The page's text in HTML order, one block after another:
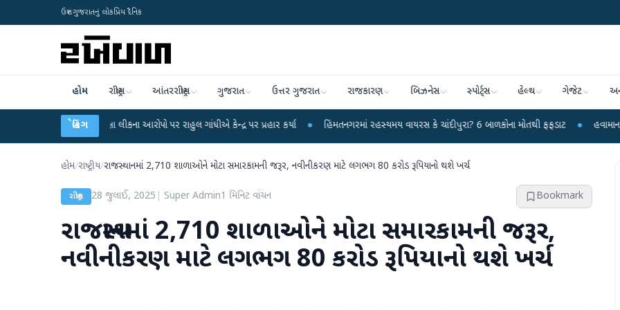
ઉત્તર ગુજરાતનું લોકપ્રિય દૈનિક
હોમ રાષ્ટ્રીય આંતરરાષ્ટ્રીય ગુજરાત ઉત્તર ગુજરાત રાજકારણ બિઝનેસ સ્પોર્ટ્સ હેલ્થ ગેજેટ
બ્રેકિંગ
UGC-NET પરીક્ષા લીકના આરોપો પર રાહુલ ગાંધીએ કેન્દ્ર પર પ્રહાર કર્યા ● હિંમતનગરમાં રહસ્યમય વાયરસ કે ચાંદીપુરા? 6 બાળકોના મોતથી ફફડાટ ● હવામાન વિભાગે 18
હોમ/રાષ્ટ્રીય/રાજસ્થાનમાં 2,710 શાળાઓને મોટા સમારકામની જરૂર, નવીનીકરણ માટે લગભગ 80 કરોડ રૂપિયાનો થશે ખર્ચ
રાષ્ટ્રીય 28 જુલાઈ, 2025 Super Admin1 મિનિટ વાંચન Bookmark
રાજસ્થાનમાં 2,710 શાળાઓને મોટા સમારકામની જરૂર,
નવીનીકરણ માટે લગભગ 80 કરોડ રૂપિયાનો થશે ખર્ચ